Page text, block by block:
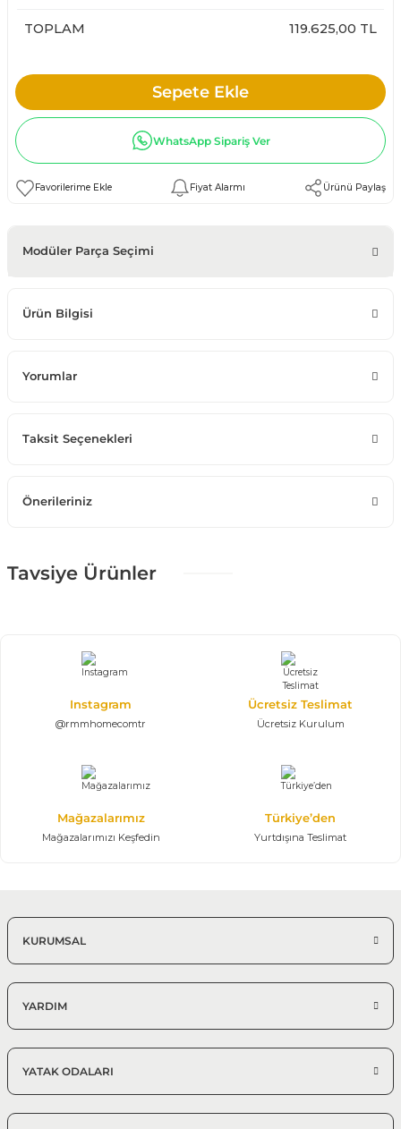
TOPLAM 119.625,00 TL
Sepete Ekle
WhatsApp Sipariş Ver
Fiyat Alarmı Ürünü Paylaş
Modüler Parça Seçimi
Ürün Bilgisi
Yorumlar
Taksit Seçenekleri
Önerileriniz
Tavsiye Ürünler
%25 + %10
Modüler Koltuk Takımı
Yataklı Salon Takımı
%25 + %10
%25 + %10
Mokka Koltuk Takımı104.388,75 TL
Instagram
@rmmhomecomtr
Ücretsiz Teslimat
Ücretsiz Kurulum
Mağazalarımız
Mağazalarımızı Keşfedin
Türkiye’den
Yurtdışına Teslimat
KURUMSAL
YARDIM
YATAK ODALARI